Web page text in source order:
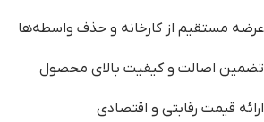
عرضه مستقیم از کارخانه و حذف واسطه‌ها
تضمین اصالت و کیفیت بالای محصول
ارائه قیمت رقابتی و اقتصادی